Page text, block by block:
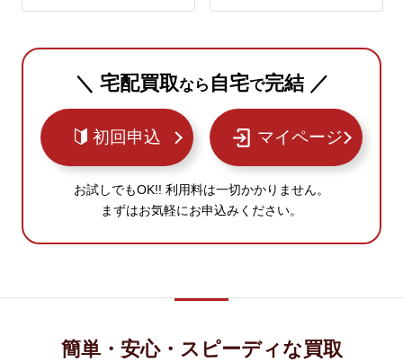
＼ 宅配買取なら 自宅で完結 ／
初回申込 マイページ
お試しでもOK!! 利用料は一切かかりません。
まずはお気軽にお申込みください。
簡単・安心・スピーディな買取